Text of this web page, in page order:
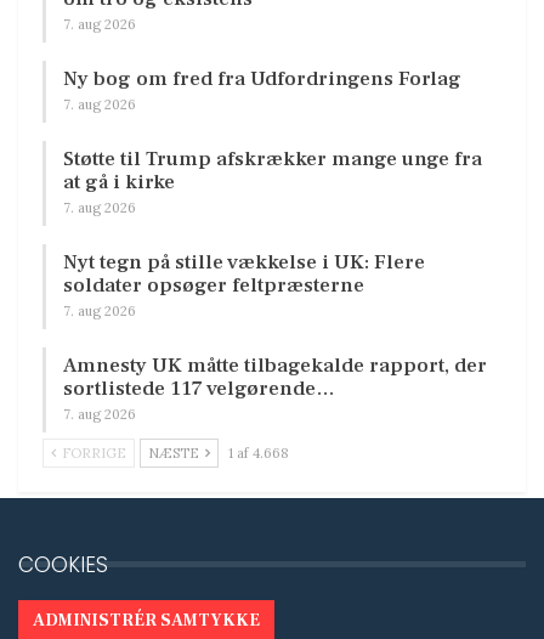
7. aug 2026
Ny bog om fred fra Udfordringens Forlag
7. aug 2026
Støtte til Trump afskrækker mange unge fra
at gå i kirke
7. aug 2026
Nyt tegn på stille vækkelse i UK: Flere
soldater opsøger feltpræsterne
7. aug 2026
Amnesty UK måtte tilbagekalde rapport, der
sortlistede 117 velgørende…
7. aug 2026
FORRIGE NÆSTE 1 af 4.668
COOKIES
ADMINISTRÉR SAMTYKKE